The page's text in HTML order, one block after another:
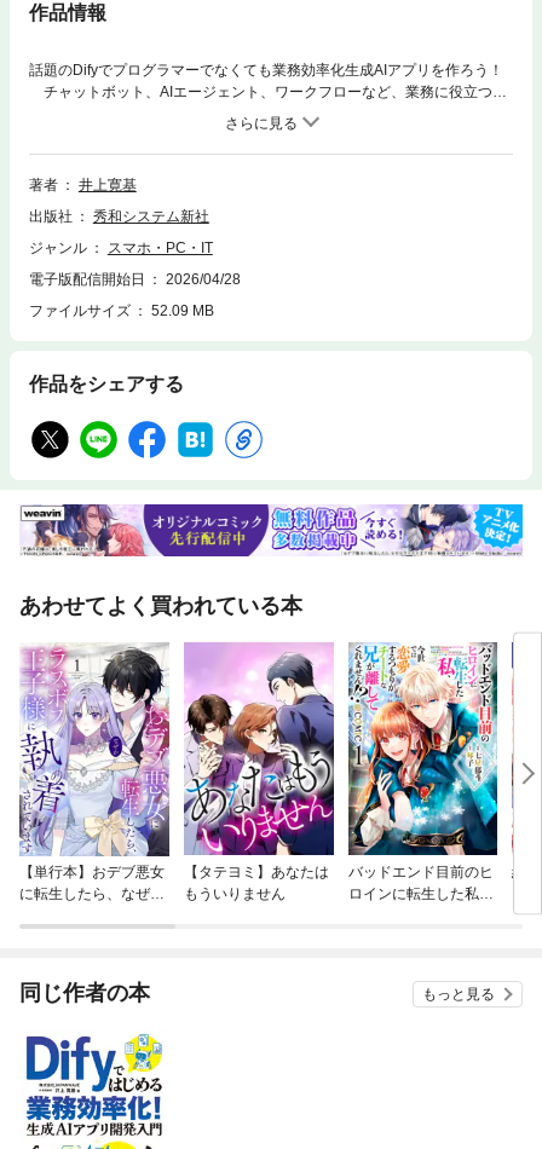
作品情報
話題のDifyでプログラマーでなくても業務効率化生成AIアプリを作ろう！
チャットボット、AIエージェント、ワークフローなど、業務に役立つ生
成AIアプリをノーコードで作成。ローカルLLM環境の構築方法も解説。
著者
井上寛基
出版社
秀和システム新社
ジャンル
スマホ・PC・IT
電子版配信開始日
2026/04/28
ファイルサイズ
52.09 MB
作品をシェアする
あわせてよく買われている本
【単行本】おデブ悪女
に転生したら、なぜか
【タテヨミ】あなたは
もういりません
バッドエンド目前のヒ
ロインに転生した私、
結
同じ作者の本 もっと見る